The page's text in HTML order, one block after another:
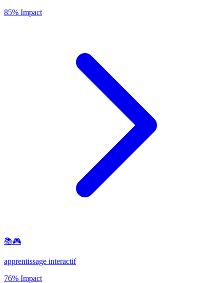
85% Impact
📚🎮
apprentissage interactif
76% Impact